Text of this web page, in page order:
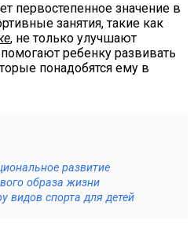
первостепенное значение в
занятия, такие как
, не только улучшают
ребенку развивать
понадобятся ему в
развитие
образа жизни
видов спорта для детей